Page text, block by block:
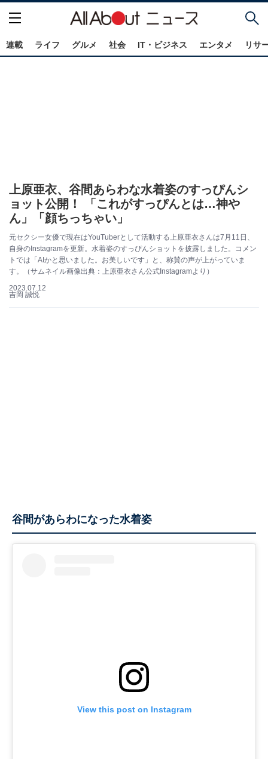
連載 ライフ グルメ 社会 IT・ビジネス エンタメ リサ
上原亜衣、谷間あらわな水着姿のすっぴんシ
ョット公開！ 「これがすっぴんとは…神や
ん」「顔ちっちゃい」
元セクシー女優で現在はYouTuberとして活動する上原亜衣さんは7月11日、
自身のInstagramを更新。水着姿のすっぴんショットを披露しました。コメン
トでは「AIかと思いました。お美しいです」と、称賛の声が上がっていま
す。（サムネイル画像出典：上原亜衣さん公式Instagramより）
2023.07.12
吉岡 誠悦
谷間があらわになった水着姿
View this post on Instagram